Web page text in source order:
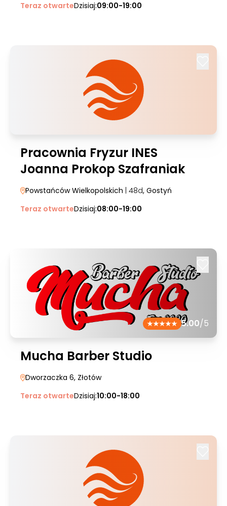
Teraz otwarteDzisiaj:09:00-19:00
Pracownia Fryzur INES
Joanna Prokop Szafraniak
Powstańców Wielkopolskich | 48d, Gostyń
Teraz otwarteDzisiaj:08:00-19:00
5.00/5
Mucha Barber Studio
Dworzaczka 6, Złotów
Teraz otwarteDzisiaj:10:00-18:00